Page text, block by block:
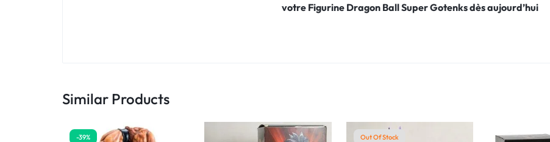
votre Figurine Dragon Ball Super Gotenksdès aujourd’hui
Similar Products
-39% Out Of Stock